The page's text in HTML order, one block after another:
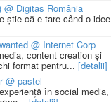
@ Digitas România
știe că e tare când o idee
@ Internet Corp
content creation și
format pentru... [detalii]
@ pastel
în social media,